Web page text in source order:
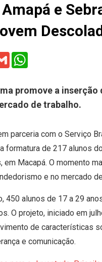
e
Gmail
promove a inserção
de trabalho.
parceria com o Serviço
formatura de 217 alunos
Macapá. O momento
e no mercado
450 alunos de 17 a 29
O projeto, iniciado em
de características
e comunicação.